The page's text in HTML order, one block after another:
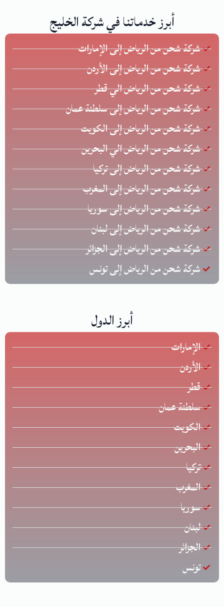
أبرز خدماتنا في شركة الخليج
شركة شحن من الرياض إلى الإمارات
شركة شحن من الرياض إلى الأردن
شركة شحن من الرياض الي قطر
شركة شحن من الرياض إلى سلطنة عمان
شركة شحن من الرياض إلى الكويت
شركة شحن من الرياض الي البحرين
شركة شحن من الرياض إلى تركيا
شركة شحن من الرياض إلى المغرب
شركة شحن من الرياض إلى سوريا
شركة شحن من الرياض إلى لبنان
شركة شحن من الرياض إلى الجزائر
شركة شحن من الرياض إلى تونس
أبرز الدول
الإمارات
الأردن
قطر
سلطنة عمان
الكويت
البحرين
تركيا
المغرب
سوريا
لبنان
الجزائر
تونس